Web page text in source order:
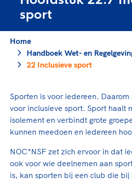
Leden
Algemene Vergadering
Raad van Toezicht en Bestuur
Merkbescherming NOC*NSF
Onze partners
Geven aan Sport
Sportonderzoek
Sportakkoord II
Sportdeelname
Bonden en professionals in de
Beleidsmedewerkers
Clubbestuurders
Trainer-coaches
Officials
Diversiteit en inclusie
Gezonde sportomgeving
Topsport
Atletencommissie
Paralympische Talentdag
Kennisaanbod TeamNL Experts
Pers
sport
Home
Handboek Wet- en
22 Inclusieve sport
Sporten is voor iedereen. Daarom
voor inclusieve sport. Sport haalt
isolement en verbindt grote
kunnen meedoen en iedereen
NOC*NSF zet zich ervoor in dat
ook voor wie deelnemen aan
is, kan sporten bij een club die